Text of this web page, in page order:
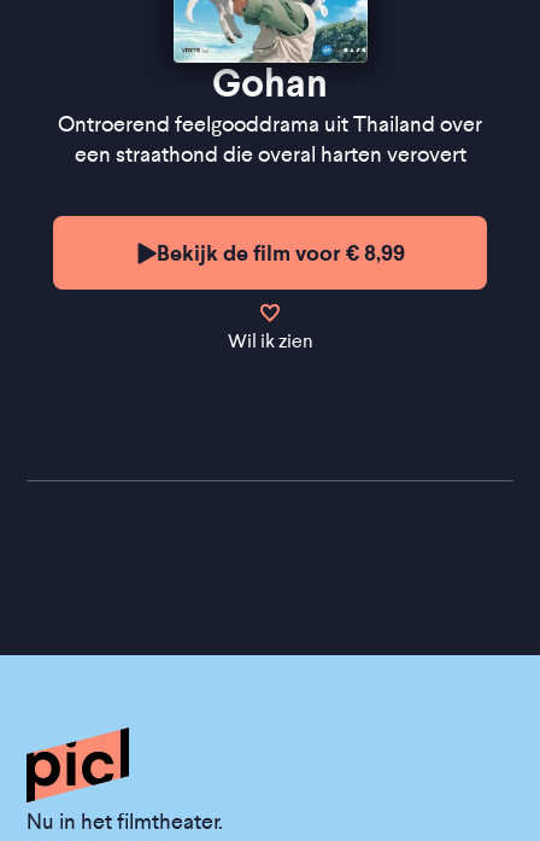
Gohan
Ontroerend feelgooddrama uit Thailand over
een straathond die overal harten verovert
Bekijk de film voor € 8,99
Wil ik zien
Nu in het filmtheater.